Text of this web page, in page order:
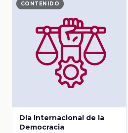
CONTENIDO
Día Internacional de la
Democracia